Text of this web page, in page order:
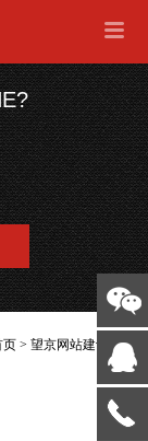
页 >望京网站建设